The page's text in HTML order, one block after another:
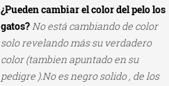
¿Pueden cambiar el color del pelo los
gatos?No está cambiando de color
solo revelando más su verdadero
color (tambien apuntado en su
pedigre ).No es negro solido , de los